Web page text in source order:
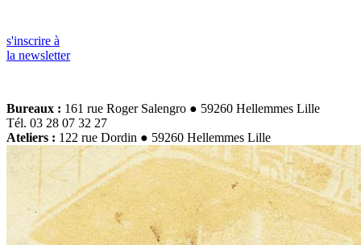
s'inscrire à
la newsletter
Bureaux : 161 rue Roger Salengro ● 59260 Hellemmes Lille
Tél. 03 28 07 32 27
Ateliers : 122 rue Dordin ● 59260 Hellemmes Lille